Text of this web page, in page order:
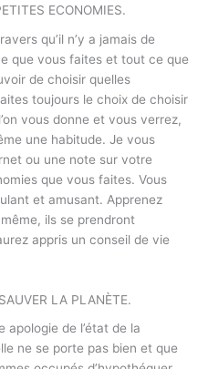
ECONOMIES.
qu’il n’y a jamais de
que vous faites et tout ce que
de choisir quelles
toujours le choix de choisir
vous donne et vous verrez,
une habitude. Je vous
ou une note sur votre
que vous faites. Vous
et amusant. Apprenez
ils se prendront
appris un conseil de vie
LA PLANÈTE.
de l’état de la
ne se porte pas bien et que